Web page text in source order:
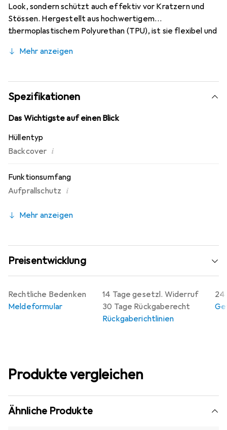
Look, sondern schützt auch effektiv vor Kratzern und
Stössen. Hergestellt aus hochwertigem
thermoplastischem Polyurethan (TPU), ist sie flexibel und
sicheren Sitz gewährleistet. Die Hülle ist so konzipiert,
bewahrt, während sie gleichzeitig einen zuverlässigen
Schutz bietet. Mit einem Gewicht von nur 0,4 kg ist sie
leicht und trägt nicht auf, was sie zu einer idealen Wahl für
den täglichen Gebrauch macht. Die präzisen
alle Tasten und Anschlüsse, sodass die Funktionalität des
Smartphones nicht beeinträchtigt wird.
Mehr anzeigen
Spezifikationen
Das Wichtigste auf einen Blick
Hüllentyp
Backcover i
Funktionsumfang
Aufprallschutz i
Mehr anzeigen
Preisentwicklung
14 Tage gesetzl. Widerruf
30 Tage Rückgaberecht
Rückgaberichtlinien
24
Rechtliche Bedenken
Meldeformular
Produkte vergleichen
Ähnliche Produkte